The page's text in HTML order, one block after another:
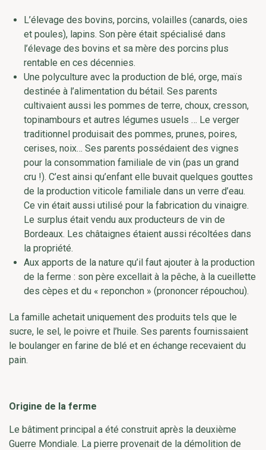
L’élevage des bovins, porcins, volailles (canards, oies
et poules), lapins. Son père était spécialisé dans
l’élevage des bovins et sa mère des porcins plus
rentable en ces décennies.
Une polyculture avec la production de blé, orge, maïs
destinée à l’alimentation du bétail. Ses parents
cultivaient aussi les pommes de terre, choux, cresson,
topinambours et autres légumes usuels … Le verger
traditionnel produisait des pommes, prunes, poires,
cerises, noix… Ses parents possédaient des vignes
pour la consommation familiale de vin (pas un grand
cru !). C’est ainsi qu’enfant elle buvait quelques gouttes
de la production viticole familiale dans un verre d’eau.
Ce vin était aussi utilisé pour la fabrication du vinaigre.
Le surplus était vendu aux producteurs de vin de
Bordeaux. Les châtaignes étaient aussi récoltées dans
la propriété.
Aux apports de la nature qu’il faut ajouter à la production
de la ferme : son père excellait à la pêche, à la cueillette
des cèpes et du « reponchon » (prononcer répouchou).
La famille achetait uniquement des produits tels que le
sucre, le sel, le poivre et l’huile. Ses parents fournissaient
le boulanger en farine de blé et en échange recevaient du
pain.
Origine de la ferme
Le bâtiment principal a été construit après la deuxième
Guerre Mondiale. La pierre provenait de la démolition de